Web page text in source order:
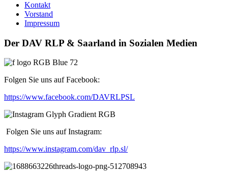
Kontakt
Vorstand
Impressum
Der DAV RLP & Saarland in Sozialen Medien
Folgen Sie uns auf Facebook:
https://www.facebook.com/DAVRLPSL
Folgen Sie uns auf Instagram:
https://www.instagram.com/dav_rlp.sl/